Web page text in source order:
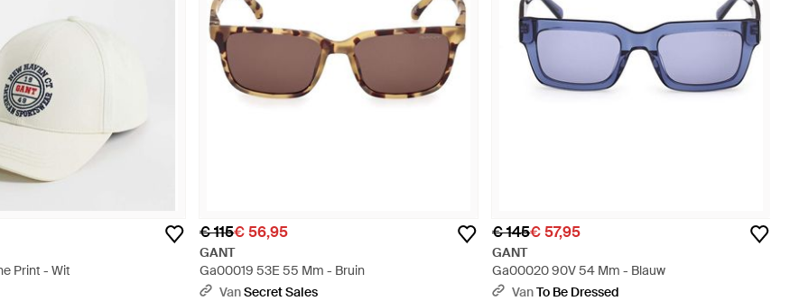
Print - Wit
€ 115€ 56,95
GANT
Ga00019 53E 55 Mm - Bruin
VanSecret Sales
€ 145€ 57,95
GANT
Ga00020 90V 54 Mm - Blauw
VanTo Be Dressed